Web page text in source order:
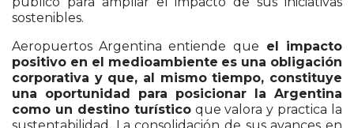
sostenibles.
Aeropuertos Argentina entiende que el impacto
positivo en el medioambiente es una obligación
corporativa y que, al mismo tiempo, constituye
una oportunidad para posicionar la Argentina
como un destino turísticoque valora y practica la